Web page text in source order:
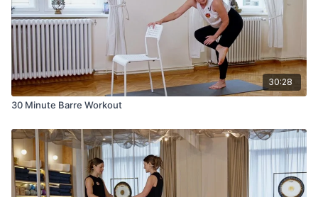
30:28
30 Minute Barre Workout